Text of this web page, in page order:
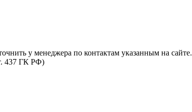
у менеджера по контактам указанным на сайте.
437 ГК РФ)